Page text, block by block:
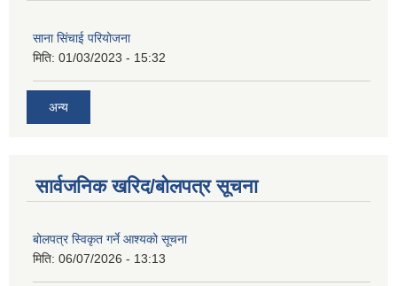
साना सिंचाई परियोजना
मिति: 01/03/2023 - 15:32
अन्य
सार्वजनिक खरिद/बोलपत्र सूचना
बोलपत्र स्विकृत गर्ने आश्यको सूचना
मिति: 06/07/2026 - 13:13